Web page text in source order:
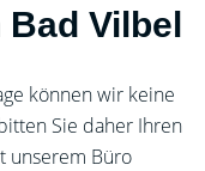
Vilbel
können wir keine
Sie daher Ihren
unserem Büro